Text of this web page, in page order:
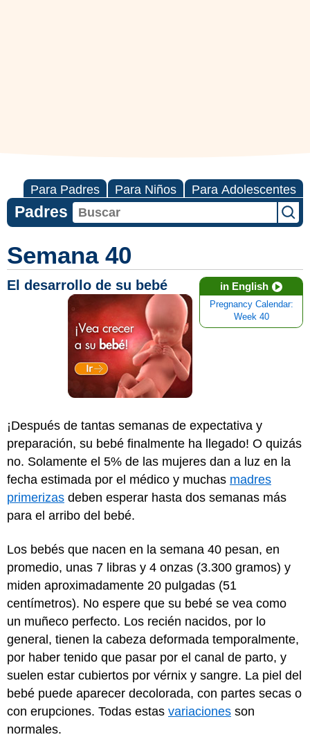
Para Padres Para Niños Para Adolescentes
Padres
Semana 40
in English
Pregnancy Calendar:
Week 40
El desarrollo de su bebé
¡Después de tantas semanas de expectativa y
preparación, su bebé finalmente ha llegado! O quizás
no. Solamente el 5% de las mujeres dan a luz en la
fecha estimada por el médico y muchas madres
primerizas deben esperar hasta dos semanas más
para el arribo del bebé.
Los bebés que nacen en la semana 40 pesan, en
promedio, unas 7 libras y 4 onzas (3.300 gramos) y
miden aproximadamente 20 pulgadas (51
centímetros). No espere que su bebé se vea como
un muñeco perfecto. Los recién nacidos, por lo
general, tienen la cabeza deformada temporalmente,
por haber tenido que pasar por el canal de parto, y
suelen estar cubiertos por vérnix y sangre. La piel del
bebé puede aparecer decolorada, con partes secas o
con erupciones. Todas estas variaciones son
normales.